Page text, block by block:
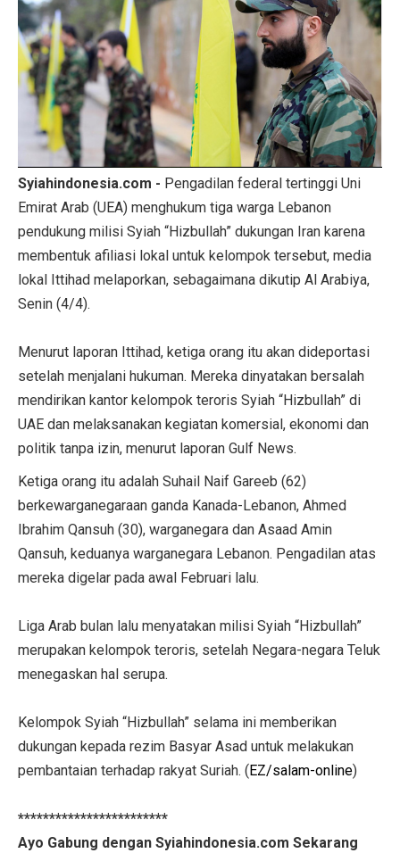
Syiahindonesia.com - Pengadilan federal tertinggi Uni
Emirat Arab (UEA) menghukum tiga warga Lebanon
pendukung milisi Syiah “Hizbullah” dukungan Iran karena
membentuk afiliasi lokal untuk kelompok tersebut, media
lokal Ittihad melaporkan, sebagaimana dikutip Al Arabiya,
Senin (4/4).
Menurut laporan Ittihad, ketiga orang itu akan dideportasi
setelah menjalani hukuman. Mereka dinyatakan bersalah
mendirikan kantor kelompok teroris Syiah “Hizbullah” di
UAE dan melaksanakan kegiatan komersial, ekonomi dan
politik tanpa izin, menurut laporan Gulf News.
Ketiga orang itu adalah Suhail Naif Gareeb (62)
berkewarganegaraan ganda Kanada-Lebanon, Ahmed
Ibrahim Qansuh (30), warganegara dan Asaad Amin
Qansuh, keduanya warganegara Lebanon. Pengadilan atas
mereka digelar pada awal Februari lalu.
Liga Arab bulan lalu menyatakan milisi Syiah “Hizbullah”
merupakan kelompok teroris, setelah Negara-negara Teluk
menegaskan hal serupa.
Kelompok Syiah “Hizbullah” selama ini memberikan
dukungan kepada rezim Basyar Asad untuk melakukan
pembantaian terhadap rakyat Suriah. ( EZ/salam-online)
************************
Ayo Gabung dengan Syiahindonesia.com Sekarang